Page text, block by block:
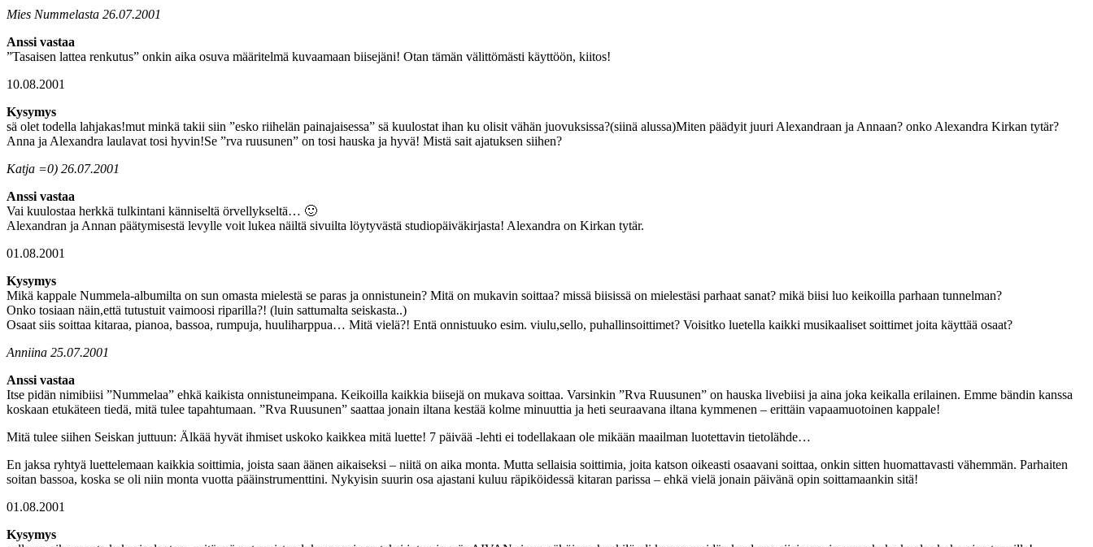
Mies Nummelasta 26.07.2001
Anssi vastaa
”Tasaisen lattea renkutus” onkin aika osuva määritelmä kuvaamaan biisejäni! Otan tämän välittömästi käyttöön, kiitos!
10.08.2001
Kysymys
sä olet todella lahjakas!mut minkä takii siin ”esko riihelän painajaisessa” sä kuulostat ihan ku olisit vähän juovuksissa?(siinä alussa)Miten päädyit juuri Alexandraan ja Annaan? onko Alexandra Kirkan tytär?
Anna ja Alexandra laulavat tosi hyvin!Se ”rva ruusunen” on tosi hauska ja hyvä! Mistä sait ajatuksen siihen?
Katja =0) 26.07.2001
Anssi vastaa
Vai kuulostaa herkkä tulkintani känniseltä örvellykseltä… 🙂
Alexandran ja Annan päätymisestä levylle voit lukea näiltä sivuilta löytyvästä studiopäiväkirjasta! Alexandra on Kirkan tytär.
01.08.2001
Kysymys
Mikä kappale Nummela-albumilta on sun omasta mielestä se paras ja onnistunein? Mitä on mukavin soittaa? missä biisissä on mielestäsi parhaat sanat? mikä biisi luo keikoilla parhaan tunnelman?
Onko tosiaan näin,että tutustuit vaimoosi riparilla?! (luin sattumalta seiskasta..)
Osaat siis soittaa kitaraa, pianoa, bassoa, rumpuja, huuliharppua… Mitä vielä?! Entä onnistuuko esim. viulu,sello, puhallinsoittimet? Voisitko luetella kaikki musikaaliset soittimet joita käyttää osaat?
Anniina 25.07.2001
Anssi vastaa
Itse pidän nimibiisi ”Nummelaa” ehkä kaikista onnistuneimpana. Keikoilla kaikkia biisejä on mukava soittaa. Varsinkin ”Rva Ruusunen” on hauska livebiisi ja aina joka keikalla erilainen. Emme bändin kanssa
koskaan etukäteen tiedä, mitä tulee tapahtumaan. ”Rva Ruusunen” saattaa jonain iltana kestää kolme minuuttia ja heti seuraavana iltana kymmenen – erittäin vapaamuotoinen kappale!
Mitä tulee siihen Seiskan juttuun: Älkää hyvät ihmiset uskoko kaikkea mitä luette! 7 päivää -lehti ei todellakaan ole mikään maailman luotettavin tietolähde…
En jaksa ryhtyä luettelemaan kaikkia soittimia, joista saan äänen aikaiseksi – niitä on aika monta. Mutta sellaisia soittimia, joita katson oikeasti osaavani soittaa, onkin sitten huomattavasti vähemmän. Parhaiten
soitan bassoa, koska se oli niin monta vuotta pääinstrumenttini. Nykyisin suurin osa ajastani kuluu räpiköidessä kitaran parissa – ehkä vielä jonain päivänä opin soittamaankin sitä!
01.08.2001
Kysymys